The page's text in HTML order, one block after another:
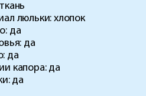
люльки: хлопок
да
да
да
капора: да
да